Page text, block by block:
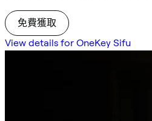
免費獲取
View details for OneKey Sifu